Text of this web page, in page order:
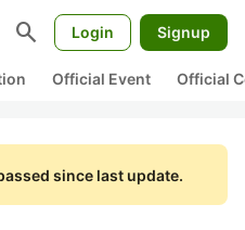
search Login Signup
Official Event Official
since last update.